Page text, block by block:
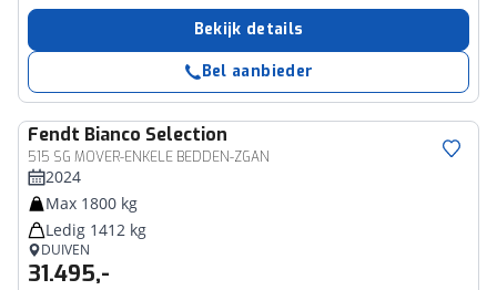
Bekijk details
Bel aanbieder
Fendt Bianco Selection
515 SG MOVER-ENKELE BEDDEN-ZGAN
2024
Max 1800 kg
Ledig 1412 kg
DUIVEN
31.495,-